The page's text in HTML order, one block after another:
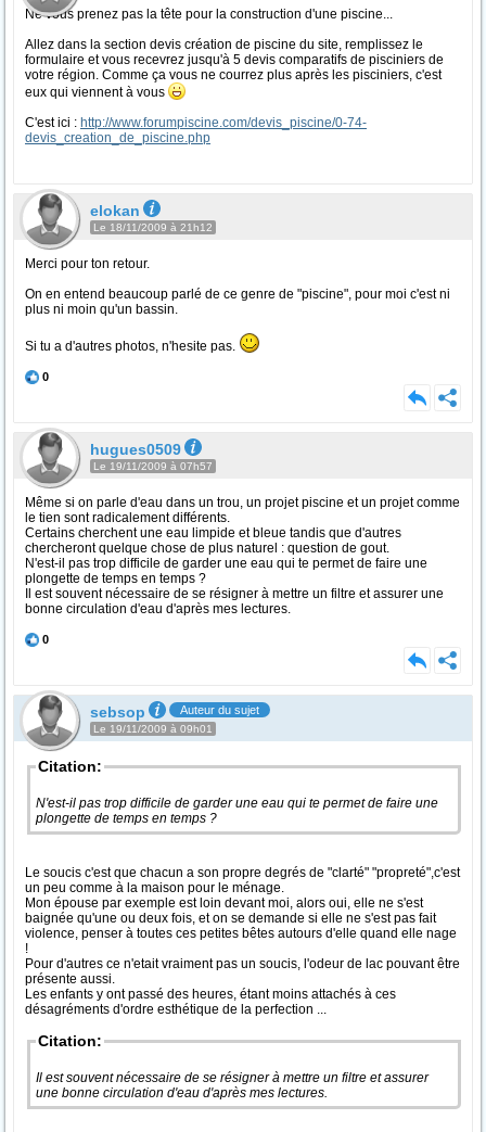
Ne vous prenez pas la tête pour la construction d'une piscine...
Allez dans la section devis création de piscine du site, remplissez le
formulaire et vous recevrez jusqu'à 5 devis comparatifs de pisciniers de
votre région. Comme ça vous ne courrez plus après les pisciniers, c'est
eux qui viennent à vous
C'est ici : http://www.forumpiscine.com/devis_piscine/0-74-
devis_creation_de_piscine.php
elokan
Le 18/11/2009 à 21h12
Merci pour ton retour.
On en entend beaucoup parlé de ce genre de "piscine", pour moi c'est ni
plus ni moin qu'un bassin.
Si tu a d'autres photos, n'hesite pas.
0
hugues0509
Le 19/11/2009 à 07h57
Même si on parle d'eau dans un trou, un projet piscine et un projet comme
le tien sont radicalement différents.
Certains cherchent une eau limpide et bleue tandis que d'autres
chercheront quelque chose de plus naturel : question de gout.
N'est-il pas trop difficile de garder une eau qui te permet de faire une
plongette de temps en temps ?
Il est souvent nécessaire de se résigner à mettre un filtre et assurer une
bonne circulation d'eau d'après mes lectures.
0
sebsop Auteur du sujet
Le 19/11/2009 à 09h01
Citation:
N'est-il pas trop difficile de garder une eau qui te permet de faire une
plongette de temps en temps ?
Le soucis c'est que chacun a son propre degrés de "clarté" "propreté",c'est
un peu comme à la maison pour le ménage.
Mon épouse par exemple est loin devant moi, alors oui, elle ne s'est
baignée qu'une ou deux fois, et on se demande si elle ne s'est pas fait
violence, penser à toutes ces petites bêtes autours d'elle quand elle nage
!
Pour d'autres ce n'etait vraiment pas un soucis, l'odeur de lac pouvant être
présente aussi.
Les enfants y ont passé des heures, étant moins attachés à ces
désagréments d'ordre esthétique de la perfection ...
Citation:
Il est souvent nécessaire de se résigner à mettre un filtre et assurer
une bonne circulation d'eau d'après mes lectures.